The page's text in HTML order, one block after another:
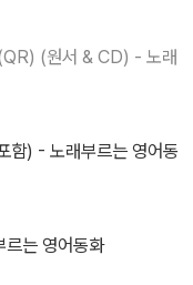
(원서 & CD) - 노래
함) - 노래부르는 영어동
는 영어동화